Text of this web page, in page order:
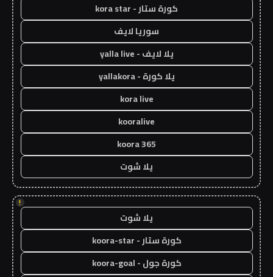
كورة ستار - kora star
سوريا لايف
يلا لايف - yalla live
يلا كورة - yallakora
kora live
kooralive
koora 365
يلا شوت
!
يلا شوت
كورة ستار - koora-star
كورة جول - koora-goal